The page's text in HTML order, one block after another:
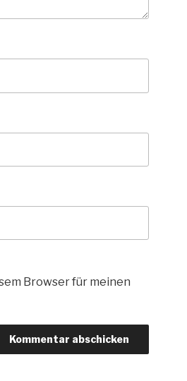
Browser für meinen